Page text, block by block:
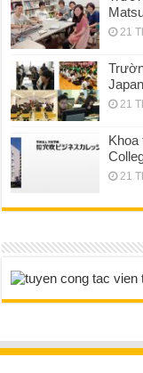
21
21
Khoa
21